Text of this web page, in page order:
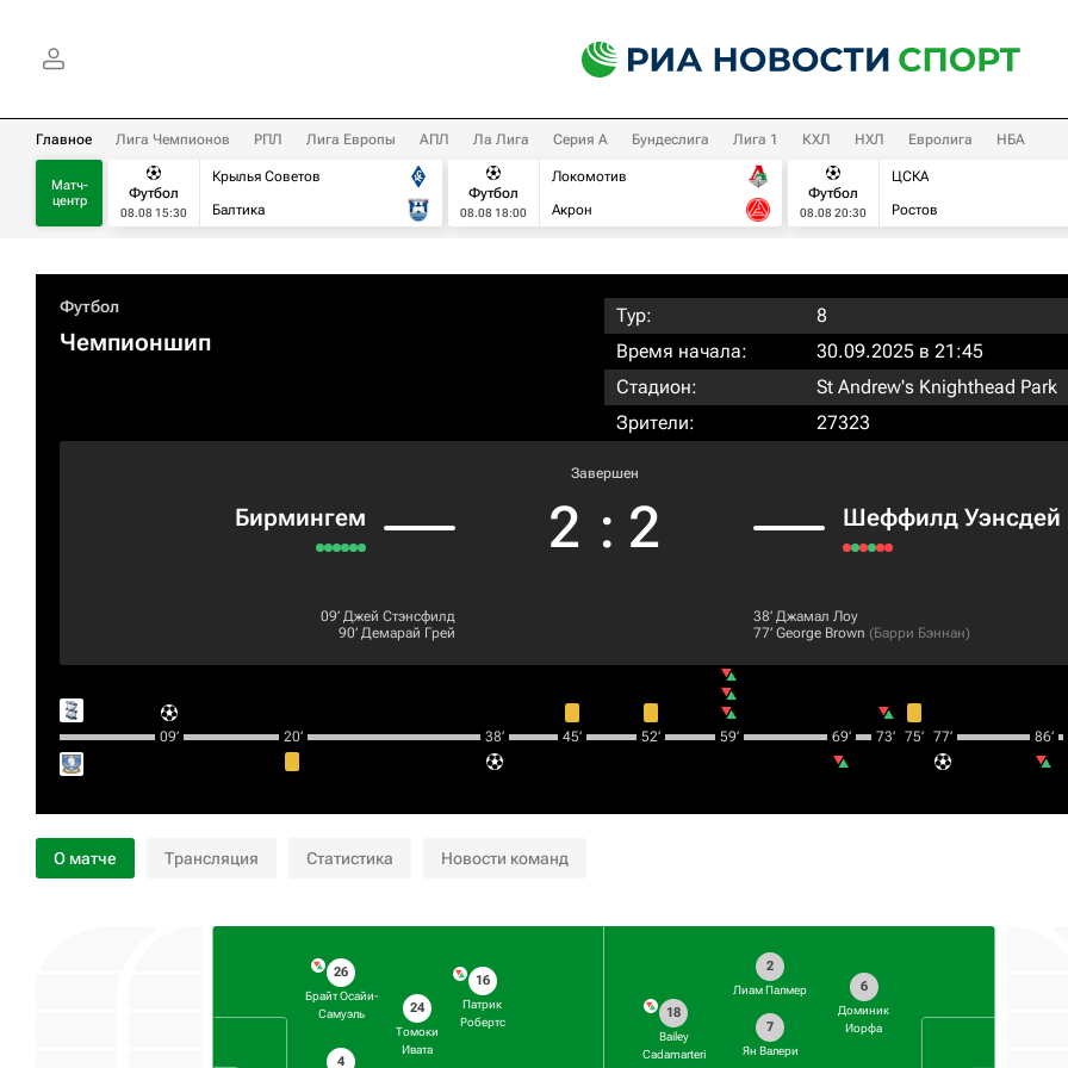
Главное Лига Чемпионов РПЛ Лига Европы АПЛ Ла Лига Серия А Бундеслига Лига 1 КХЛ НХЛ Евролига НБА
Матч-
центр
Футбол
08.08 15:30
Крылья Советов
Балтика
Футбол
08.08 18:00
Локомотив
Акрон
Футбол
08.08 20:30
ЦСКА
Ростов
Футбол
Чемпионшип
Тур:
8
Время начала:
30.09.2025 в 21:45
Стадион:
St Andrew's Knighthead Park
Зрители:
27323
Бирмингем
Завершен
2 : 2 Шеффилд Уэнсдей
09‎’‎ Джей Стэнсфилд
90‎’‎ Демарай Грей
38‎’‎ Джамал Лоу
77‎’‎ George Brown (Барри Бэннан)
09‎’‎ 20‎’‎ 38‎’‎ 45‎’‎ 52‎’‎ 59‎’‎ 69‎’‎ 73‎’‎ 75‎’‎ 77‎’‎ 86‎’‎
О матче Трансляция Статистика Новости команд
26
Брайт Осайи-
Самуэль
4
24
Томоки
Ивата
16
Патрик
Робертс
6
Доминик
Иорфа
2
Лиам Палмер
7
Ян Валери
18
Bailey
Cadamarteri